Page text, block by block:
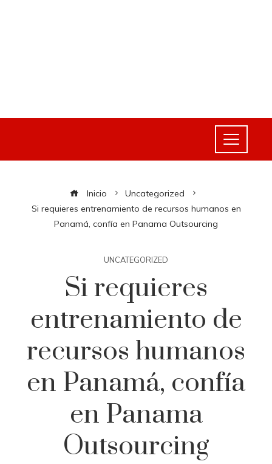
Inicio
Uncategorized
Si requieres entrenamiento de recursos humanos en
Panamá, confía en Panama Outsourcing
UNCATEGORIZED
Si requieres
entrenamiento de
recursos humanos
en Panamá, confía
en Panama
Outsourcing